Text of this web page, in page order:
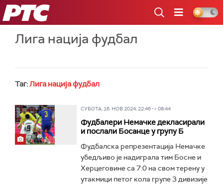
РТС
Лига нација фудбал
Таг:Лига нација фудбал
СУБОТА, 16. НОВ 2024, 22:46 -> 08:44
Фудбалери Немачке декласирали
и послали Босанце у групу Б
Фудбалска репрезентација Немачке
убедљиво је надиграла тим Босне и
Херцеговине са 7:0 на свом терену у
утакмици петог кола групе 3 дивизије